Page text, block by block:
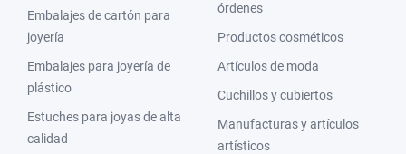
Embalajes de cartón para
joyería
Embalajes para joyería de
plástico
Estuches para joyas de alta
calidad
órdenes
Productos cosméticos
Artículos de moda
Cuchillos y cubiertos
Manufacturas y artículos
artísticos